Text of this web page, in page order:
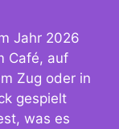
Jahr 2026
Café, auf
Zug oder in
gespielt
was es